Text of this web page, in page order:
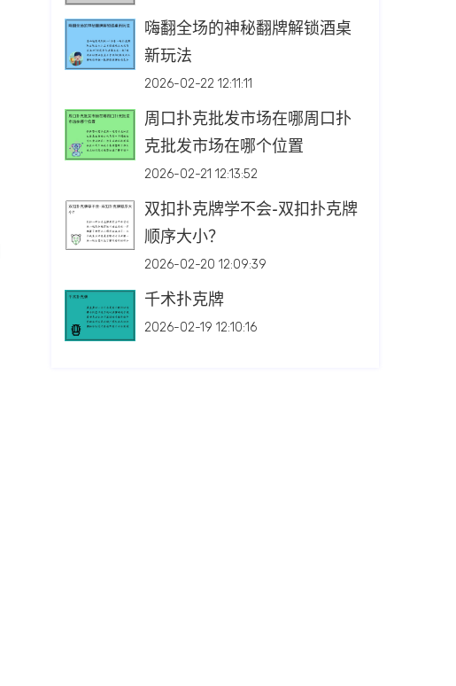
嗨翻全场的神秘翻牌解锁酒桌
新玩法
2026-02-22 12:11:11
周口扑克批发市场在哪周口扑
克批发市场在哪个位置
2026-02-21 12:13:52
双扣扑克牌学不会-双扣扑克牌
顺序大小？
2026-02-20 12:09:39
千术扑克牌
2026-02-19 12:10:16